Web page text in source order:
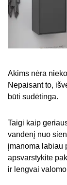
Akims nėra
Nepaisant to,
būti sudėtinga.
Taigi kaip
vandenį nuo
įmanoma labiau
apsvarstykite
ir lengvai